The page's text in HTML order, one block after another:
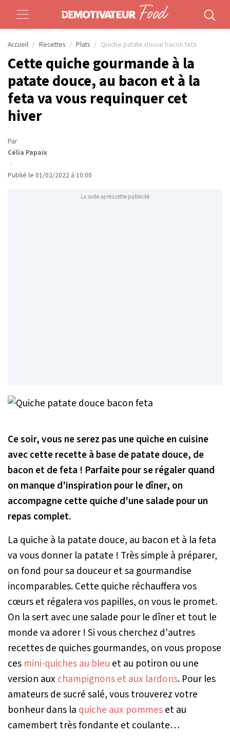
Accueil Recettes Plats Quiche patate douce bacon feta
Cette quiche gourmande à la
patate douce, au bacon et à la
feta va vous requinquer cet
hiver
Par
Célia Papaïx
·
Publié le 01/02/2022 à 10:00
La suite après cette publicité
Ce soir, vous ne serez pas une quiche en cuisine
avec cette recette à base de patate douce, de
bacon et de feta ! Parfaite pour se régaler quand
on manque d'inspiration pour le dîner, on
accompagne cette quiche d'une salade pour un
repas complet.
La quiche à la patate douce, au bacon et à la feta
va vous donner la patate ! Très simple à préparer,
on fond pour sa douceur et sa gourmandise
incomparables. Cette quiche réchauffera vos
cœurs et régalera vos papilles, on vous le promet.
On la sert avec une salade pour le dîner et tout le
monde va adorer ! Si vous cherchez d'autres
recettes de quiches gourmandes, on vous propose
ces mini-quiches au bleu et au potiron ou une
version aux champignons et aux lardons. Pour les
amateurs de sucré salé, vous trouverez votre
bonheur dans la quiche aux pommeset au
camembert très fondante et coulante…